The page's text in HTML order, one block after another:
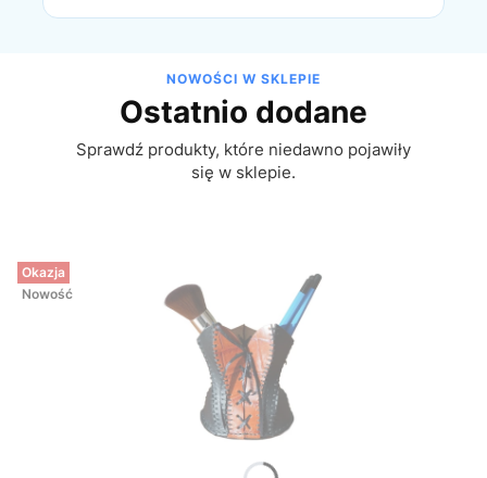
NOWOŚCI W SKLEPIE
Ostatnio dodane
Sprawdź produkty, które niedawno pojawiły
się w sklepie.
Okazja
Nowość